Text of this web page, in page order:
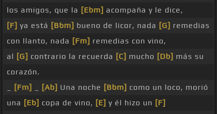
los amigos, que la [Ebm] acompaña y le dice,
[F] ya está [Bbm] bueno de licor, nada [G] remedias
con llanto, nada [Fm] remedias con vino,
al [G] contrario la recuerda [C] mucho [Db] más su
corazón.
[Fm] [Ab] Una noche [Bbm] como un loco, morió
una [Eb] copa de vino, [E] y él hizo un [F]